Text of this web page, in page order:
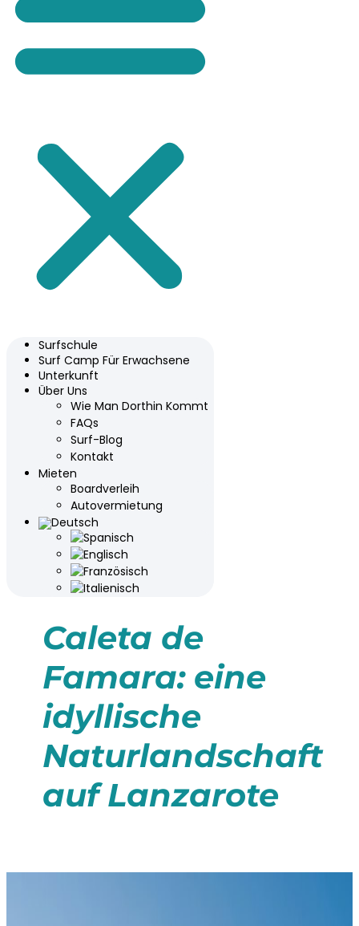
Surfschule
Surf Camp Für Erwachsene
Unterkunft
Über Uns
Wie Man Dorthin Kommt
FAQs
Surf-Blog
Kontakt
Mieten
Boardverleih
Autovermietung
Caleta de
Famara: eine
idyllische
Naturlandschaft
auf Lanzarote